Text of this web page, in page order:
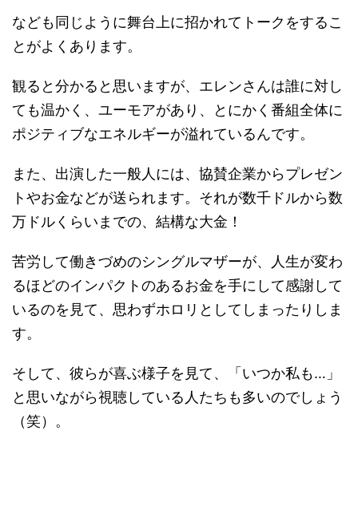
なども同じように舞台上に招かれてトークをするこ
とがよくあります。
観ると分かると思いますが、エレンさんは誰に対し
ても温かく、ユーモアがあり、とにかく番組全体に
ポジティブなエネルギーが溢れているんです。
また、出演した一般人には、協賛企業からプレゼン
トやお金などが送られます。それが数千ドルから数
万ドルくらいまでの、結構な大金！
苦労して働きづめのシングルマザーが、人生が変わ
るほどのインパクトのあるお金を手にして感謝して
いるのを見て、思わずホロリとしてしまったりしま
す。
そして、彼らが喜ぶ様子を見て、「いつか私も…」
と思いながら視聴している人たちも多いのでしょう
（笑）。